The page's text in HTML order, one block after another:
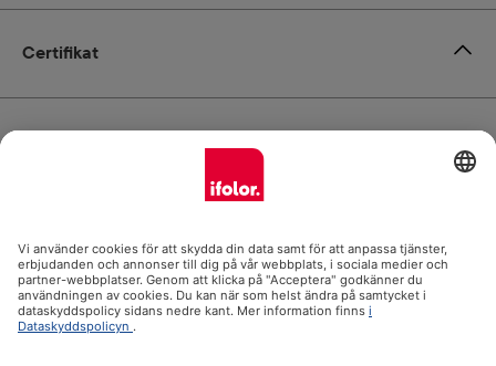
Certifikat
ifolor.se i